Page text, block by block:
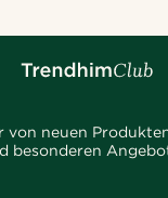
von neuen
besonderen